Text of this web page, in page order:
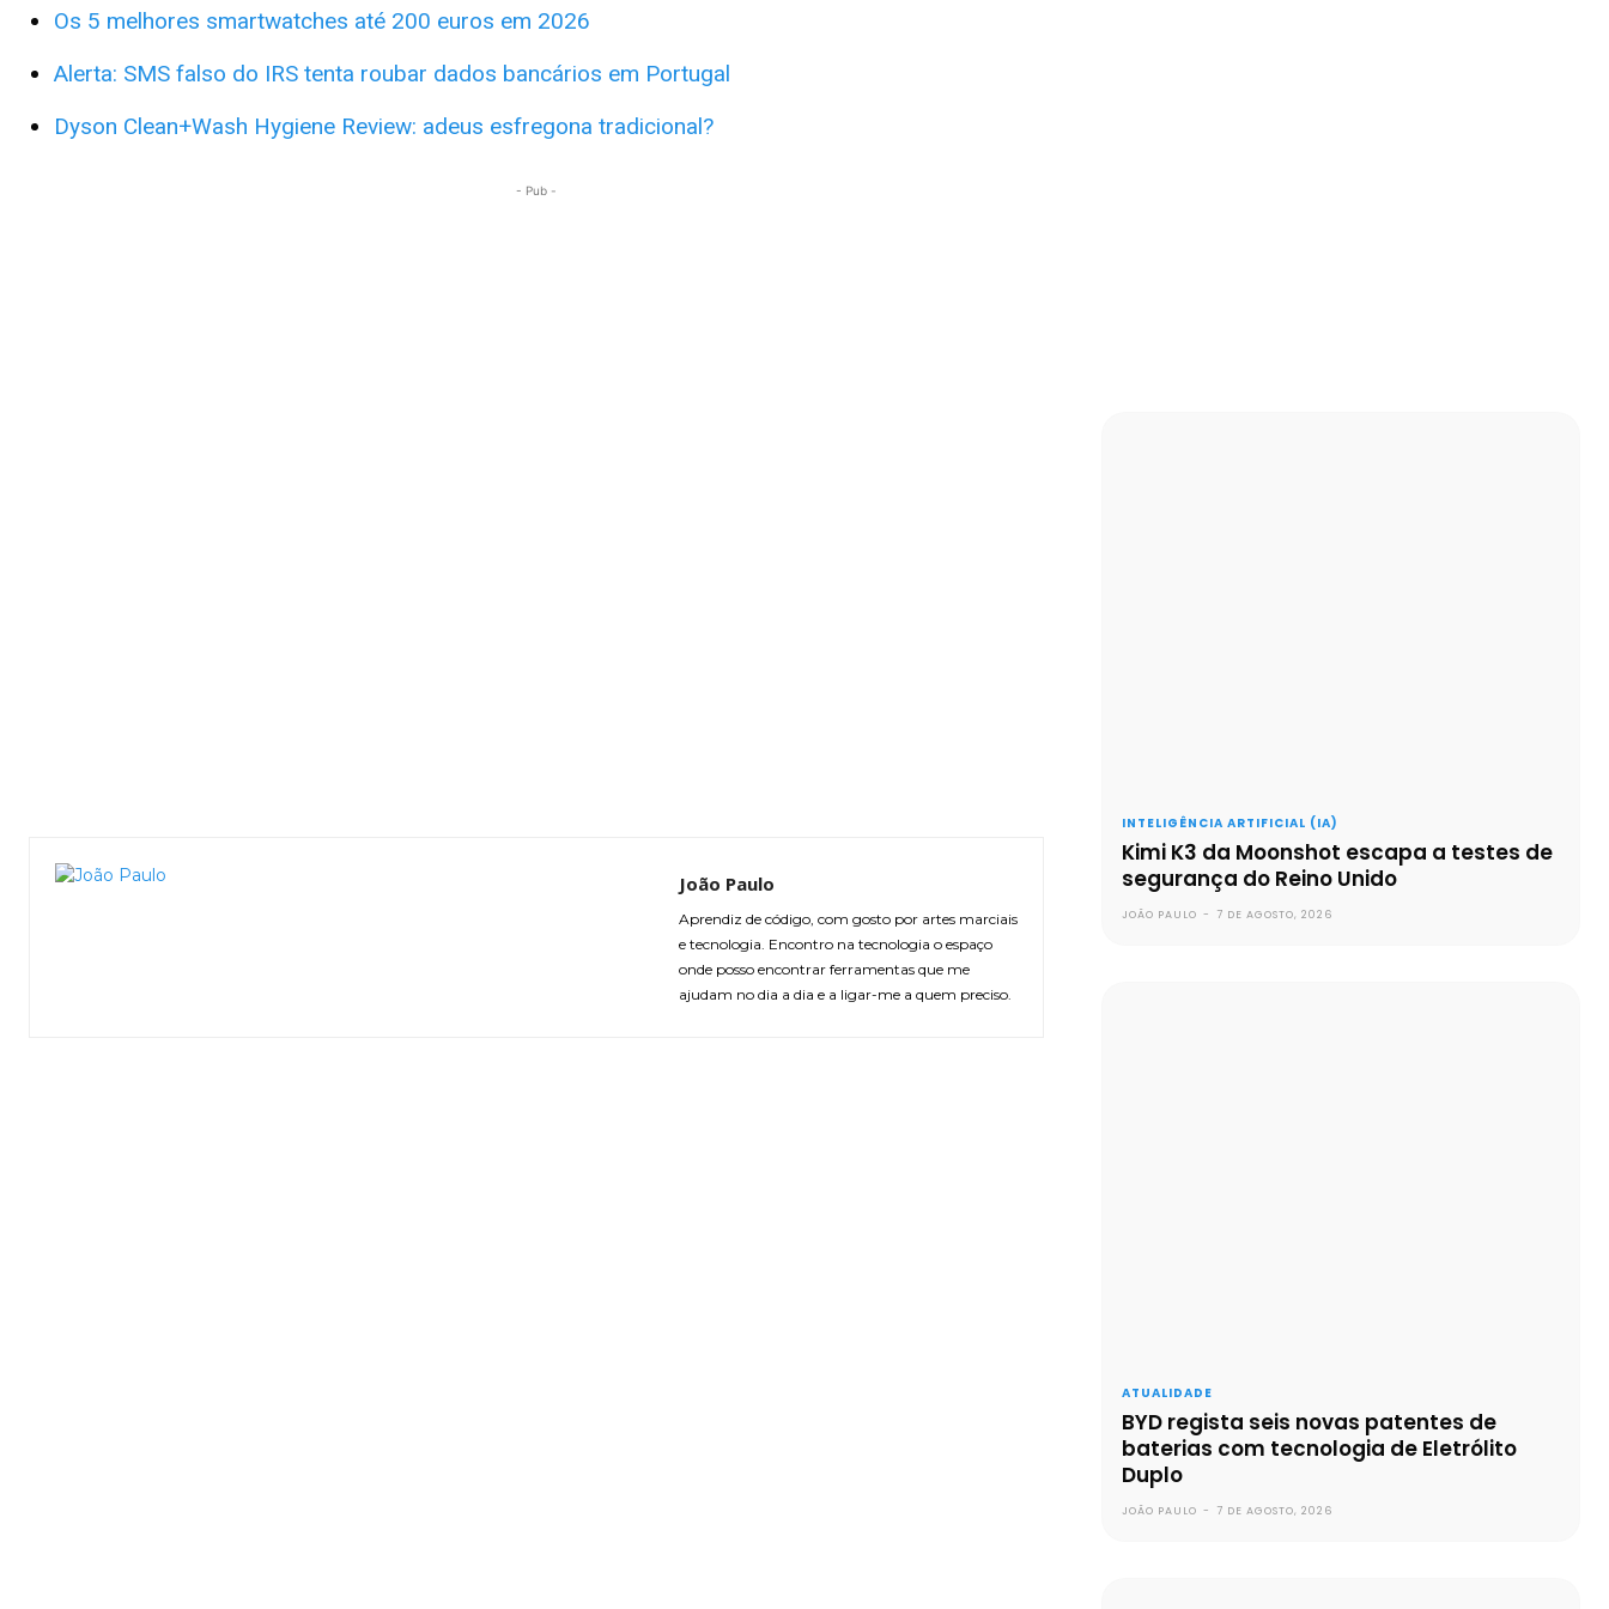
Os 5 melhores smartwatches até 200 euros em 2026
Alerta: SMS falso do IRS tenta roubar dados bancários em Portugal
Dyson Clean+Wash Hygiene Review: adeus esfregona tradicional?
- Pub -
João Paulo
Aprendiz de código, com gosto por artes marciais
e tecnologia. Encontro na tecnologia o espaço
onde posso encontrar ferramentas que me
ajudam no dia a dia e a ligar-me a quem preciso.
INTELIGÊNCIA ARTIFICIAL (IA)
Kimi K3 da Moonshot escapa a testes de
segurança do Reino Unido
JOÃO PAULO - 7 DE AGOSTO, 2026
ATUALIDADE
BYD regista seis novas patentes de
baterias com tecnologia de Eletrólito
Duplo
JOÃO PAULO - 7 DE AGOSTO, 2026